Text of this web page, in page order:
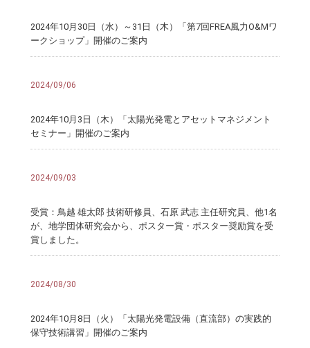
2024年10月30日（水）～31日（木）「第7回FREA風力O&Mワ
ークショップ」開催のご案内
2024/09/06
2024年10月3日（木）「太陽光発電とアセットマネジメント
セミナー」開催のご案内
2024/09/03
受賞：鳥越 雄太郎 技術研修員、石原 武志 主任研究員、他1名
が、地学団体研究会から、ポスター賞・ポスター奨励賞を受
賞しました。
2024/08/30
2024年10月8日（火）「太陽光発電設備（直流部）の実践的
保守技術講習」開催のご案内